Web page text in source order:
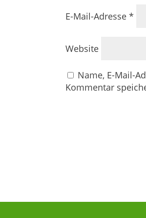
E-Mail-Adresse*
Website
Name, E-Mail-
Kommentar